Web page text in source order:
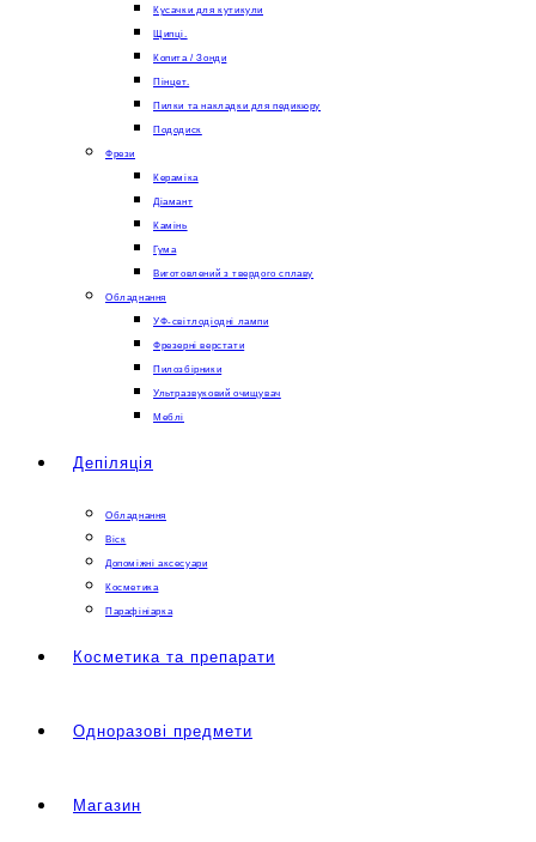
Кусачки для кутикули
Щипці.
Копита / Зонди
Пінцет.
Пилки та накладки для педикюру
Пододиск
Фрези
Кераміка
Діамант
Камінь
Гума
Виготовлений з твердого сплаву
Обладнання
УФ-світлодіодні лампи
Фрезерні верстати
Пилозбірники
Ультразвуковий очищувач
Меблі
Депіляція
Обладнання
Віск
Допоміжні аксесуари
Косметика
Парафініарка
Косметика та препарати
Одноразові предмети
Магазин